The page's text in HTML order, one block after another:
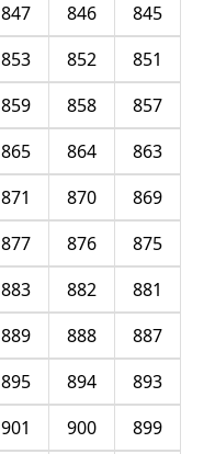
845
846
847
851
852
853
857
858
859
863
864
865
869
870
871
875
876
877
881
882
883
887
888
889
893
894
895
899
900
901